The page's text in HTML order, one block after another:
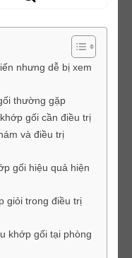
nhưng dễ bị xem
thường gặp
gối cần điều trị
và điều trị
gối hiệu quả hiện
giỏi trong điều trị
khớp gối tại phòng